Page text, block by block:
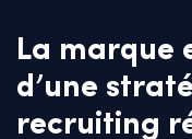
La marque
d’une
recruiting